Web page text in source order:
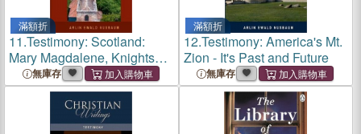
滿額折
11.Testimony: Scotland:
Mary Magdalene, Knights
Templar, Rosslyn Chapel &
Freemasonry Revealed
無庫存
滿額折
12.Testimony: America's Mt.
Zion - It's Past and Future
無庫存